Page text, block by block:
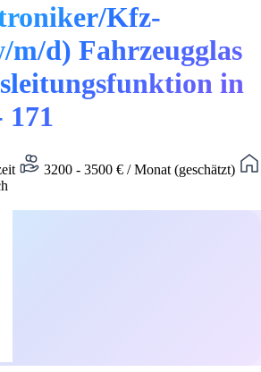
Kfz-
d) Fahrzeugglas
in
171
3200 - 3500 € / Monat (geschätzt)